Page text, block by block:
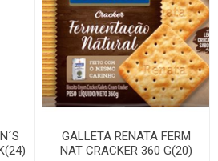
GALLETA RENATA FERM
NAT CRACKER 360 G(20)